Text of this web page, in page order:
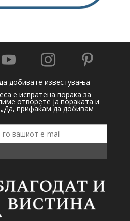
  
добивате известувања
е испратена порака за
отворете ја пораката и
прифаќам да добивам